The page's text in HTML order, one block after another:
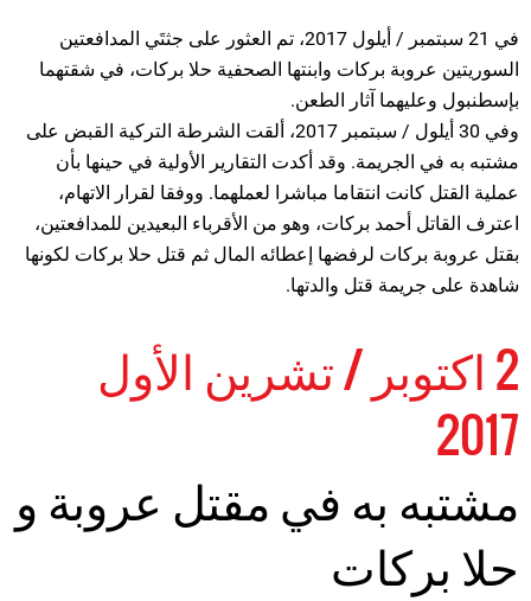
في 21 سبتمبر / أيلول 2017، تم العثور على جثتَي المدافعتين
السوريتين عروبة بركات وابنتها الصحفية حلا بركات، في شقتهما
بإسطنبول وعليهما آثار الطعن.
وفي 30 أيلول / سبتمبر 2017، ألقت الشرطة التركية القبض على
مشتبه به في الجريمة. وقد أكدت التقارير الأولية في حينها بأن
عملية القتل كانت انتقاما مباشرا لعملهما. ووفقا لقرار الاتهام،
اعترف القاتل أحمد بركات، وهو من الأقرباء البعيدين للمدافعتين،
بقتل عروبة بركات لرفضها إعطائه المال ثم قتل حلا بركات لكونها
شاهدة على جريمة قتل والدتها.
2 اكتوبر / تشرين الأول
2017
مشتبه به في مقتل عروبة و
حلا بركات